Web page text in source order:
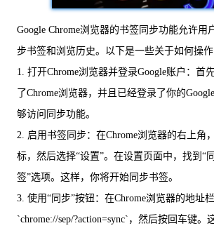
Google Chrome浏览器的书签同步功能允许用
步书签和浏览历史。以下是一些关于如何操作
1. 打开Chrome浏览器并登录Google账户：首
了Chrome浏览器，并且已经登录了你的
够访问同步功能。
2. 启用书签同步：在Chrome浏览器的右上角
标，然后选择“设置”。在设置页面中，找到“
签”选项。这样，你将开始同步书签。
3. 使用“同步”按钮：在Chrome浏览器的地址
`chrome://sep/?action=sync`，然后按回车键